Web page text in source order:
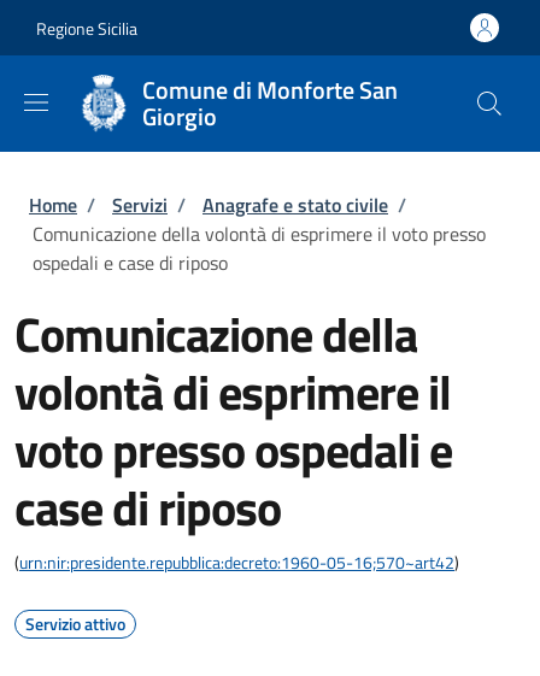
Regione Sicilia
Comune di Monforte San
Giorgio
Briciole di pane
Home / Servizi / Anagrafe e stato civile /
Comunicazione della volontà di esprimere il voto presso
ospedali e case di riposo
Comunicazione della
volontà di esprimere il
voto presso ospedali e
case di riposo
(urn:nir:presidente.repubblica:decreto:1960-05-16;570~art42)
Servizio attivo